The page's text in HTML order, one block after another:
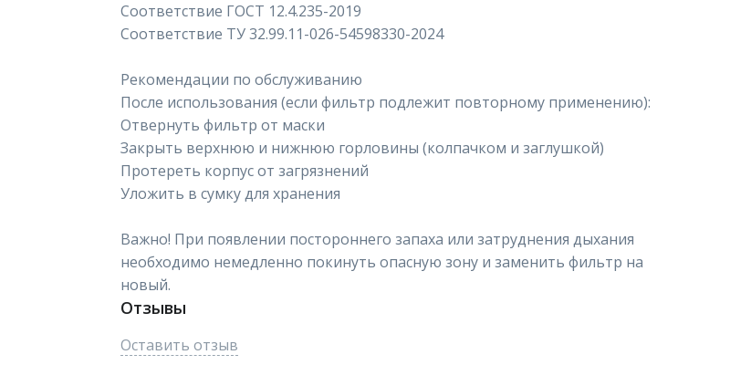
Соответствие ГОСТ 12.4.235-2019
Соответствие ТУ 32.99.11-026-54598330-2024
Рекомендации по обслуживанию
После использования (если фильтр подлежит повторному применению):
Отвернуть фильтр от маски
Закрыть верхнюю и нижнюю горловины (колпачком и заглушкой)
Протереть корпус от загрязнений
Уложить в сумку для хранения
Важно! При появлении постороннего запаха или затруднения дыхания
необходимо немедленно покинуть опасную зону и заменить фильтр на
новый.
Отзывы
Оставить отзыв